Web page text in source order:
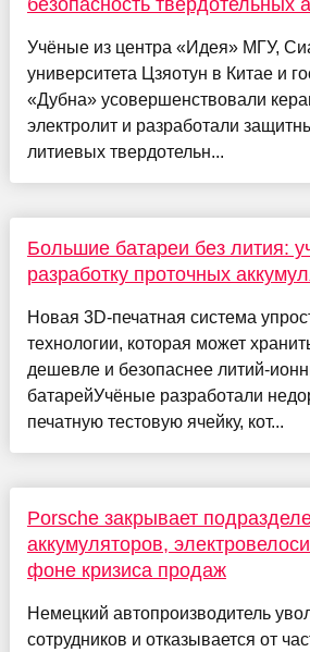
безопасность твердотельных
Учёные из центра «Идея» МГУ,
университета Цзяотун в Китае и
«Дубна» усовершенствовали
электролит и разработали
литиевых твердотельн...
Большие батареи без лития:
разработку проточных
Новая 3D-печатная система
технологии, которая может
дешевле и безопаснее литий-
батарейУчёные разработали
печатную тестовую ячейку, кот...
Porsche закрывает
аккумуляторов,
фоне кризиса продаж
Немецкий автопроизводитель
сотрудников и отказывается от